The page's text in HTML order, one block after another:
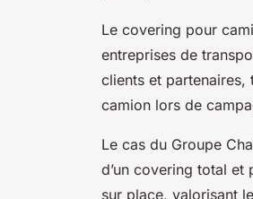
Le covering pour
entreprises de
clients et partenaires,
camion lors de
Le cas du Groupe
d’un covering total
sur place, valorisant